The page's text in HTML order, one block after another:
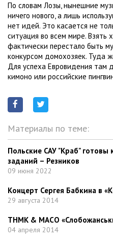
По словам Лозы, нынешние
ничего нового, а лишь
нет идей. Это касается не
ситуация во всем мире. Взять
фактически перестало быть
конкурсом домохозяек. Туда
Для успеха Евровидения там
кимоно или российские
Материалы по теме:
Польские САУ "Краб"
заданий – Резников
09 июня 2022
Концерт Сергея Бабкина в
29 августа 2014
ТНМК & МАСО
04 апреля 2014